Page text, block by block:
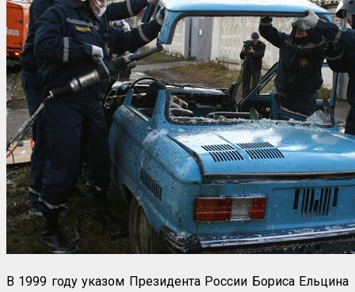
В 1999 году указом Президента России Бориса Ельцина